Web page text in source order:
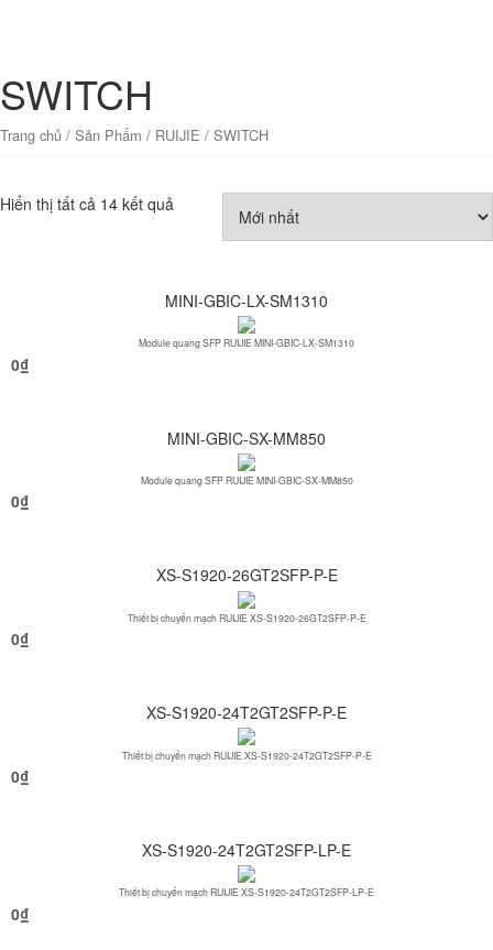
SWITCH
Trang chủ / Sản Phẩm / RUIJIE / SWITCH
Hiển thị tất cả 14 kết quả
MINI-GBIC-LX-SM1310
Module quang SFP RUIJIE MINI-GBIC-LX-SM1310
0₫
MINI-GBIC-SX-MM850
Module quang SFP RUIJIE MINI-GBIC-SX-MM850
0₫
XS-S1920-26GT2SFP-P-E
Thiết bị chuyển mạch RUIJIE XS-S1920-26GT2SFP-P-E
0₫
XS-S1920-24T2GT2SFP-P-E
Thiết bị chuyển mạch RUIJIE XS-S1920-24T2GT2SFP-P-E
0₫
XS-S1920-24T2GT2SFP-LP-E
Thiết bị chuyển mạch RUIJIE XS-S1920-24T2GT2SFP-LP-E
0₫